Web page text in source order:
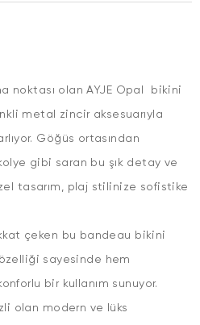
noktası olan AYJE Opal bikini
metal zincir aksesuarıyla
Göğüs ortasından
gibi saran bu şık detay ve
tasarım, plaj stilinize sofistike
çeken bu bandeau bikini
sayesinde hem
bir kullanım sunuyor.
olan modern ve lüks